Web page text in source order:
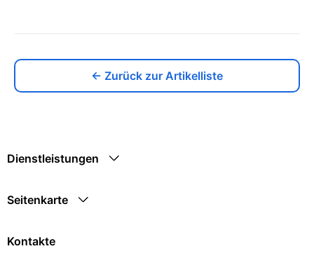
← Zurück zur Artikelliste
Dienstleistungen
Seitenkarte
Kontakte